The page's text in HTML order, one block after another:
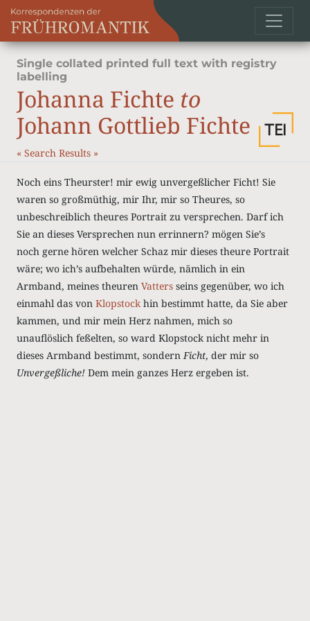
Single collated printed full text with registry
labelling
Johanna Fichte to
Johann Gottlieb Fichte
« Search Results »
Noch eins Theurster! mir ewig unvergeßlicher Ficht! Sie
waren so großmüthig, mir Ihr, mir so Theures, so
unbeschreiblich theures Portrait zu versprechen. Darf ich
Sie an dieses Versprechen nun errinnern? mögen Sie’s
noch gerne hören welcher Schaz mir dieses theure Portrait
wäre; wo ich’s aufbehalten würde, nämlich in ein
Armband, meines theuren Vatters seins gegenüber, wo ich
einmahl das von Klopstock hin bestimmt hatte, da Sie aber
kammen, und mir mein Herz nahmen, mich so
unauflöslich feßelten, so ward Klopstock nicht mehr in
dieses Armband bestimmt, sondernFicht, der mir so
Unvergeßliche! Dem mein ganzes Herz ergeben ist.